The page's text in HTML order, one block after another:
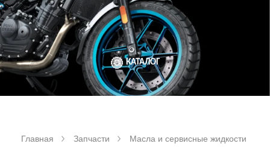
КАТАЛОГ
Главная Запчасти Масла и сервисные жидкости